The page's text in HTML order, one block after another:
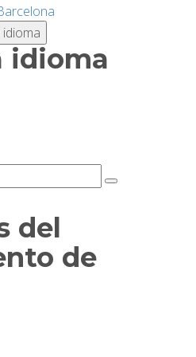
idioma
del
de